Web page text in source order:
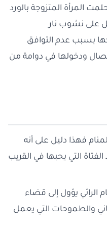
المرأة المتزوجة بالورد
على نشوب نار
بسبب عدم التوافق
ودخولها في دوامة من
فهذا دليل على أنه
التي يحبها في القريب
الرائي يؤول إلى قضاء
والطموحات التي يعمل